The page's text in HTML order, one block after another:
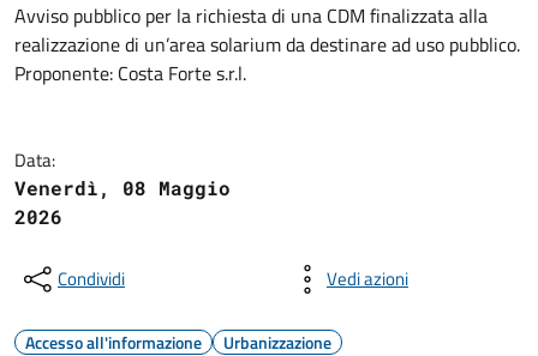
Avviso pubblico per la richiesta di una CDM finalizzata alla
realizzazione di un’area solarium da destinare ad uso pubblico.
Proponente: Costa Forte s.r.l.
Data:
Venerdì, 08 Maggio
2026
Condividi Vedi azioni
Accesso all'informazione Urbanizzazione